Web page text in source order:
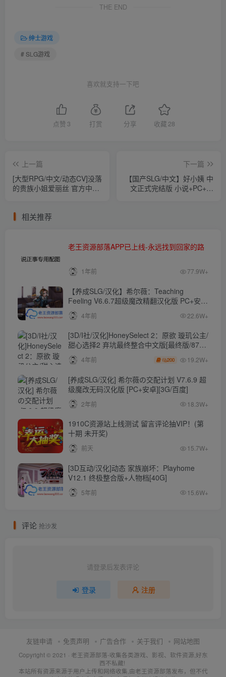
THE END
绅士游戏
# SLG游戏
喜欢就支持一下吧
点赞 3 打赏 分享 收藏 28
上一篇
[大型RPG/中文/动态CV]没落
的贵族小姐爱丽丝 官方中文
下一篇
【国产SLG/中文】好小姨 中
文正式完结版 小说+PC+安
相关推荐
老王资源部落APP已上线-永远找到回家的路
1年前 77.9W+
【养成SLG/汉化】希尔薇：Teaching
Feeling V6.6.7超级魔改精翻汉化版 PC+安卓
【4.3G】
4年前 22.6W+
[3D/I社/汉化]HoneySelect 2：原欲 璇玑公主/
甜心选择2 弃坑最终整合中文版[最终版/87G/
秒传]
4年前 200 19.2W+
[养成SLG/汉化] 希尔薇の交配计划 V7.6.9 超
级魔改无码汉化版 [PC+安卓][3G/百度]
2年前 18.3W+
1910C资源站上线测试 留言评论抽VIP！(第
十期 未开奖)
前天 15.7W+
[3D互动/汉化]动态 家族崩坏：Playhome
V12.1 终极整合版+人物档[40G]
5年前 15.6W+
评论 抢沙发
请登录后发表评论
登录 注册
友链申请 免责声明 广告合作 关于我们 网站地图
Copyright © 2021 · 老王资源部落-收集各类游戏、影视、软件资源,好东
西不私藏!
本站所有资源来源于用户上传和网络收集,由老王资源部落发布，但不代